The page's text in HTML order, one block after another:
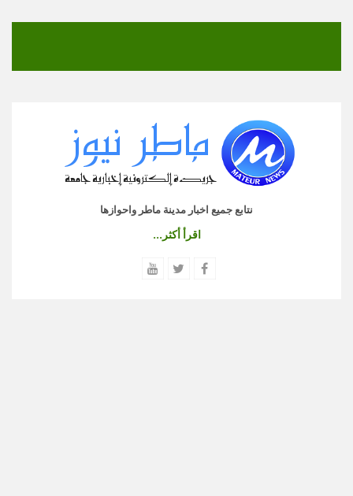
نتابع جميع اخبار مدينة ماطر واحوازها
اقرأ أكثر...